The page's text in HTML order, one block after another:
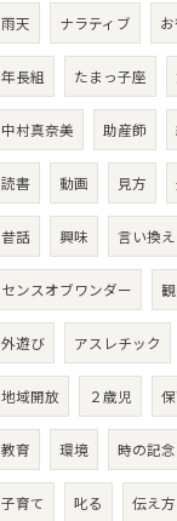
雨天 ナラティブ
年長組 たまっ子座
中村真奈美 助産師
読書 動画 見方
昔話 興味 言い換え
センスオブワンダー
外遊び アスレチック
地域開放 ２歳児
教育 環境 時の記念
子育て 叱る 伝え方